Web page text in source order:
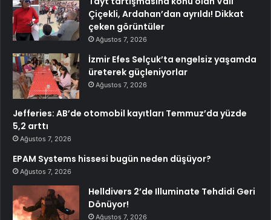
Çiçekli, Ardahan’dan ayrıldı! Dikkat
çeken görüntüler
Ağustos 7, 2026
İzmir Efes Selçuk’ta engelsiz yaşamda
üreterek güçleniyorlar
Ağustos 7, 2026
Jefferies: AB’de otomobil kayıtları Temmuz’da yüzde
5,2 arttı
Ağustos 7, 2026
EPAM Systems hissesi bugün neden düşüyor?
Ağustos 7, 2026
Helldivers 2’de Illuminate Tehdidi Geri
Dönüyor!
Ağustos 7, 2026